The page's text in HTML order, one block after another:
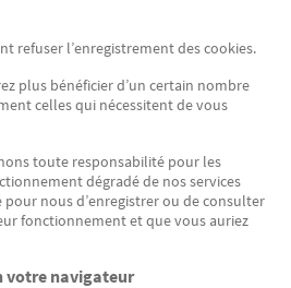
refuser l’enregistrement des cookies.
plus bénéficier d’un certain nombre
celles qui nécessitent de vous
toute responsabilité pour les
dégradé de nos services
nous d’enregistrer ou de consulter
fonctionnement et que vous auriez
votre navigateur